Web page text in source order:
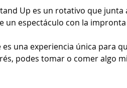
Up es un rotativo que
un espectáculo con la
es una experiencia única para
podes tomar o comer algo